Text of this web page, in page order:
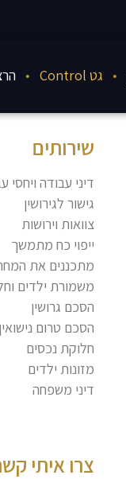
גט Control
שירותים
דיני עבודה ויחסי
גישור לגירושין
צוואות וירושות
ייפוי כח מתמשך
מתכננים את
משמורת ילדים
הסכם גרושין
הסכם טרום נישואין
חלוקת נכסים
מזונות ילדים
דיני משפחה
צרו איתי